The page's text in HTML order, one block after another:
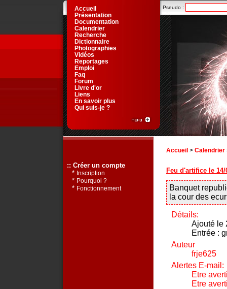
Accueil > Calendrier
Feu d'artifice le
Banquet
la cour des
Détails:
Ajouté le
Entrée :
Auteur
frje625
Alertes E-mail:
Etre
Etre
Pseudo :
Accueil
Présentation
Documentation
Calendrier
Recherche
Dictionnaire
Photographies
Vidéos
Reportages
Emploi
Faq
Forum
Livre d'or
Liens
En savoir plus
Qui suis-je ?
:: Créer un compte
* Inscription
* Pourquoi ?
* Fonctionnement